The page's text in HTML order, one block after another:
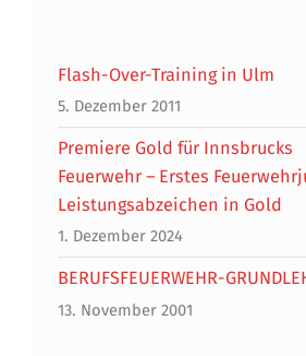
Flash-Over-Training in Ulm
5. Dezember 2011
Premiere Gold für Innsbrucks
Feuerwehr – Erstes
Leistungsabzeichen in Gold
1. Dezember 2024
BERUFSFEUERWEHR-
13. November 2001